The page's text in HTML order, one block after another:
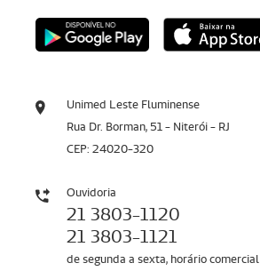
Unimed Leste Fluminense
Rua Dr. Borman, 51 - Niterói - RJ
CEP: 24020-320
Ouvidoria
21 3803-1120
21 3803-1121
de segunda a sexta, horário comercial